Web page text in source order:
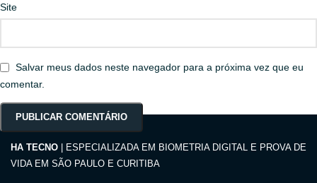
Site
Salvar meus dados neste navegador para a próxima vez que eu
comentar.
HA TECNO | ESPECIALIZADA EM BIOMETRIA DIGITAL E PROVA DE
VIDA EM SÃO PAULO E CURITIBA